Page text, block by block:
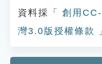
資料採「
創用
灣3.0版授權條款